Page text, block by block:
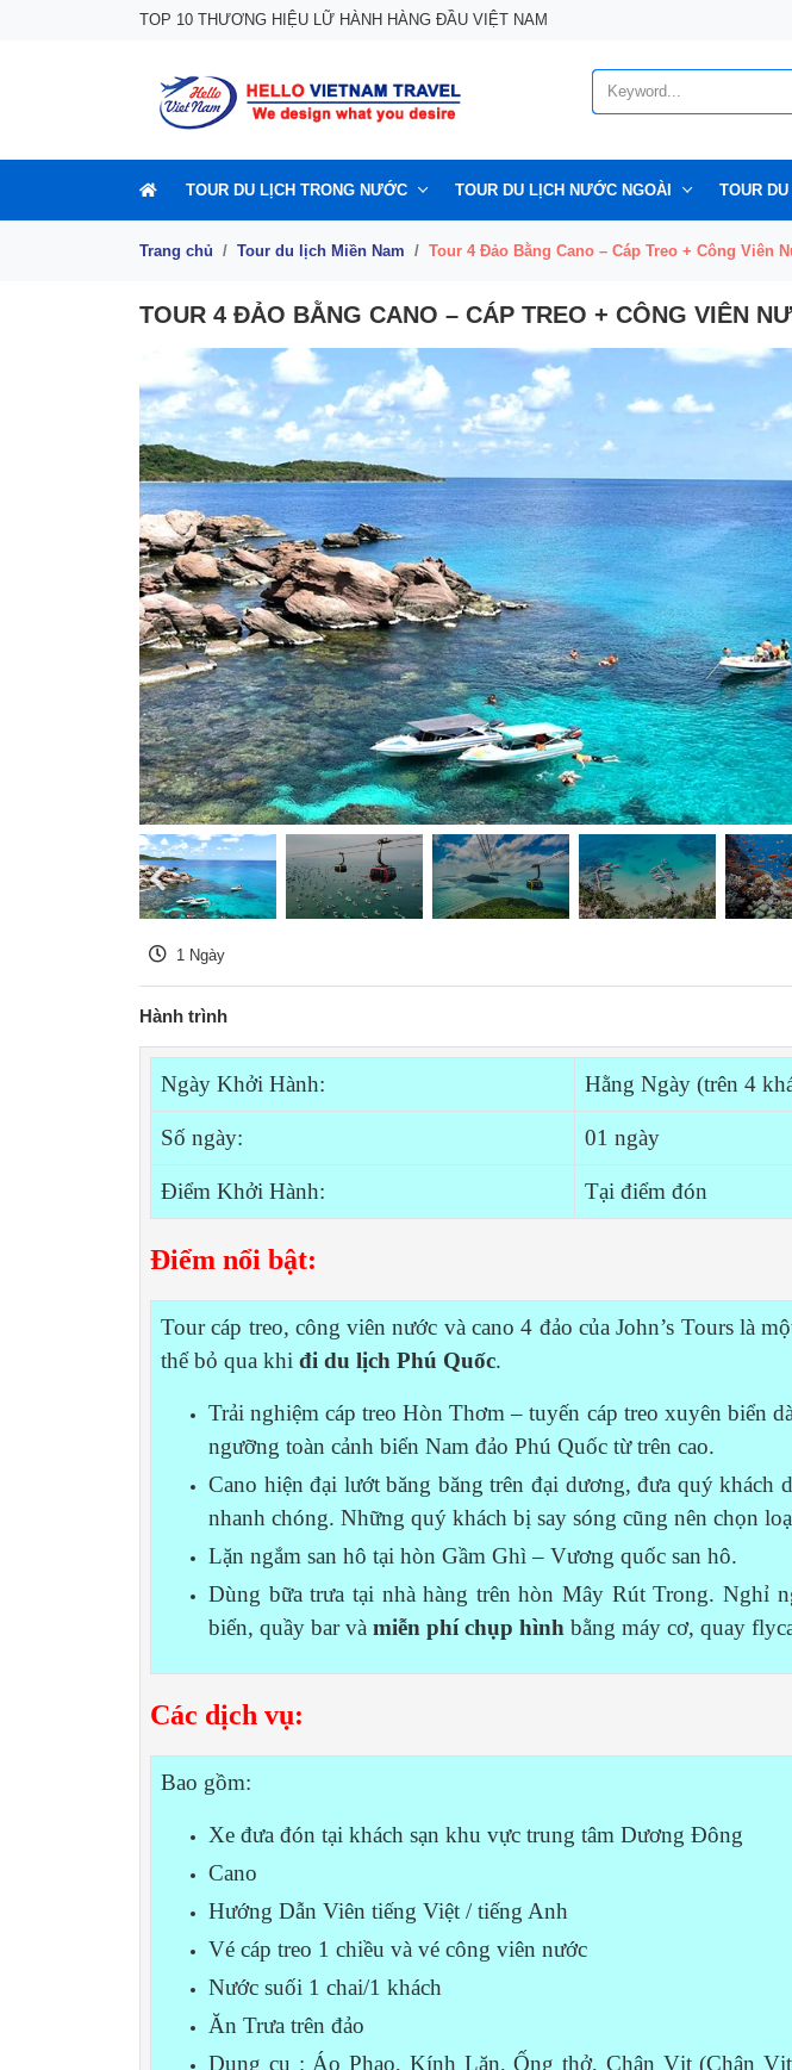
TOP 10 THƯƠNG HIỆU LỮ HÀNH HÀNG ĐẦU VIỆT NAM
TOUR DU LỊCH TRONG NƯỚC TOUR DU LỊCH NƯỚC NGOÀI TOUR
Trang chủ Tour du lịch Miền Nam Tour 4 Đảo Bằng Cano – Cáp Treo + Công Viên
TOUR 4 ĐẢO BẰNG CANO – CÁP TREO + CÔNG VIÊN
1 Ngày
Hành trình
Ngày Khởi Hành: Hằng Ngày (trên 4
Số ngày: 01 ngày
Điểm Khởi Hành: Tại điểm đón
Điểm nổi bật:
Tour cáp treo, công viên nước và cano 4 đảo của John’s Tours là
thể bỏ qua khi đi du lịch Phú Quốc.
Trải nghiệm cáp treo Hòn Thơm – tuyến cáp treo xuyên biển
ngưỡng toàn cảnh biển Nam đảo Phú Quốc từ trên cao.
Cano hiện đại lướt băng băng trên đại dương, đưa quý khách
nhanh chóng. Những quý khách bị say sóng cũng nên chọn
Lặn ngắm san hô tại hòn Gầm Ghì – Vương quốc san hô.
Dùng bữa trưa tại nhà hàng trên hòn Mây Rút Trong. Nghỉ
biển, quầy bar và miễn phí chụp hình bằng máy cơ, quay
Các dịch vụ:
Bao gồm:
Xe đưa đón tại khách sạn khu vực trung tâm Dương Đông
Cano
Hướng Dẫn Viên tiếng Việt / tiếng Anh
Vé cáp treo 1 chiều và vé công viên nước
Nước suối 1 chai/1 khách
Ăn Trưa trên đảo
Dụng cụ : Áo Phao, Kính Lặn, Ống thở, Chân Vịt (Chân